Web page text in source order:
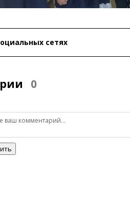
сетях
0